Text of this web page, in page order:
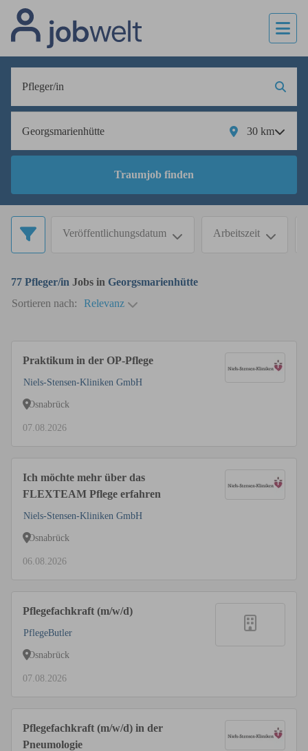
30 km
Traumjob finden
Veröffentlichungsdatum Arbeitszeit
77 Pfleger/in Jobs in Georgsmarienhütte
Sortieren nach:
Relevanz
Praktikum in der OP-Pflege
Niels-Stensen-Kliniken GmbH
Osnabrück
07.08.2026
Ich möchte mehr über das
FLEXTEAM Pflege erfahren
Niels-Stensen-Kliniken GmbH
Osnabrück
06.08.2026
Pflegefachkraft (m/w/d)
PflegeButler
Osnabrück
07.08.2026
Pflegefachkraft (m/w/d) in der
Pneumologie